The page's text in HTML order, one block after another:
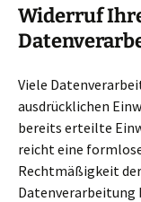
Widerruf
Viele
ausdrücklichen
bereits erteilte
reicht eine
Rechtmäßigkeit
Datenverarbeitung